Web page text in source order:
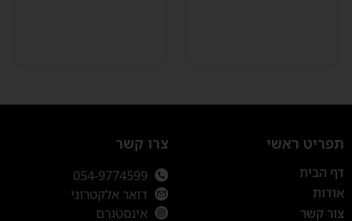
תפריט ראשי
דף הבית
אודות
צור קשר
צרו קשר
054-9774599
דואר אלקטרוני
אינסטגרם